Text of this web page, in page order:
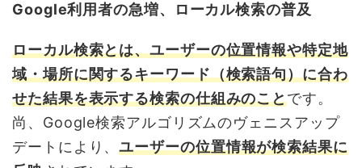
Google利用者の急増、ローカル検索の普及
ローカル検索とは、ユーザーの位置情報や特定地
域・場所に関するキーワード（検索語句）に合わ
せた結果を表示する検索の仕組みのことです。
尚、Google検索アルゴリズムのヴェニスアップ
デートにより、ユーザーの位置情報が検索結果に